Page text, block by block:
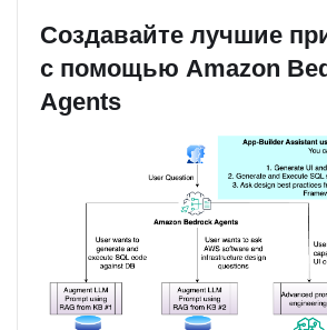
Создавайте лучшие
с помощью Amazon
Agents